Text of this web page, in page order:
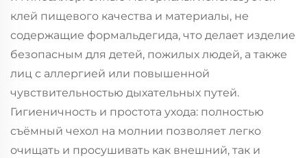
клей пищевого качества и материалы, не
содержащие формальдегида, что делает изделие
безопасным для детей, пожилых людей, а также
лиц с аллергией или повышенной
чувствительностью дыхательных путей.
Гигиеничность и простота ухода: полностью
съёмный чехол на молнии позволяет легко
очищать и просушивать как внешний, так и